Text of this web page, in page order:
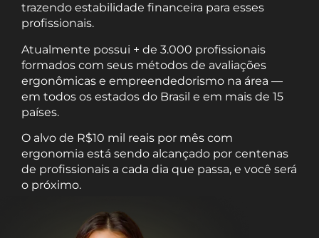
trazendo estabilidade financeira para esses
profissionais.
Atualmente possui + de 3.000 profissionais
formados com seus métodos de avaliações
ergonômicas e empreendedorismo na área —
em todos os estados do Brasil e em mais de 15
países.
O alvo de R$10 mil reais por mês com
ergonomia está sendo alcançado por centenas
de profissionais a cada dia que passa, e você será
o próximo.